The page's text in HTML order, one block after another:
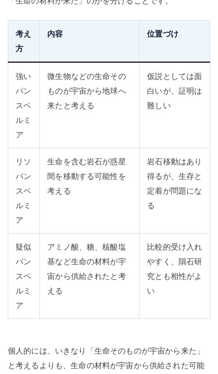
考え
方
内容 位置づけ
強い
パン
スペ
ルミ
ア
微生物などの生命その
ものが宇宙から地球へ
来たと考える
仮説としては面
白いが、証明は
難しい
リソ
パン
スペ
ルミ
ア
生命を含む岩石が惑星
間を移動する可能性を
考える
岩石移動はあり
得るが、生存と
定着が問題にな
る
疑似
パン
スペ
ルミ
ア
アミノ酸、糖、核酸塩
基など生命の材料が宇
宙から供給されたと考
える
比較的受け入れ
やすく、隕石研
究とも相性がよ
い
個人的には、いきなり「生命そのものが宇宙から来た」
と考えるよりも、生命の材料が宇宙から供給された可能